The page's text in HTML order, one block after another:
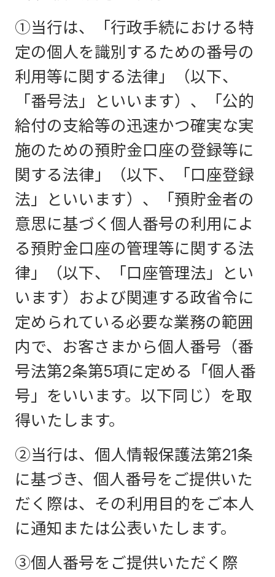
①当行は、「行政手続における特
定の個人を識別するための番号の
利用等に関する法律」（以下、
「番号法」といいます）、「公的
給付の支給等の迅速かつ確実な実
施のための預貯金口座の登録等に
関する法律」（以下、「口座登録
法」といいます）、「預貯金者の
意思に基づく個人番号の利用によ
る預貯金口座の管理等に関する法
律」（以下、「口座管理法」とい
います）および関連する政省令に
定められている必要な業務の範囲
内で、お客さまから個人番号（番
号法第2条第5項に定める「個人番
号」をいいます。以下同じ）を取
得いたします。
②当行は、個人情報保護法第21条
に基づき、個人番号をご提供いた
だく際は、その利用目的をご本人
に通知または公表いたします。
③個人番号をご提供いただく際